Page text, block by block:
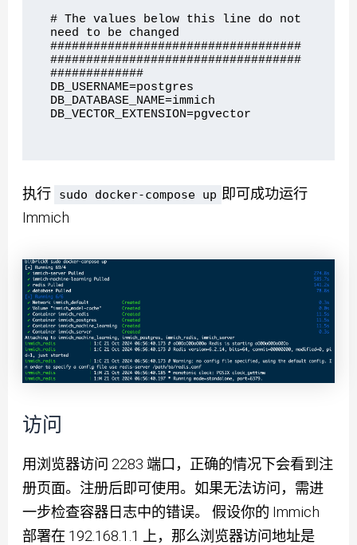
# The values below this line do not
need to be changed
###################################
###################################
#############
DB_USERNAME=postgres
DB_DATABASE_NAME=immich
DB_VECTOR_EXTENSION=pgvector
执行 sudo docker-compose up 即可成功运行
Immich
访问
用浏览器访问 2283 端口，正确的情况下会看到注
册页面。注册后即可使用。如果无法访问，需进
一步检查容器日志中的错误。 假设你的 Immich
部署在 192.168.1.1 上，那么浏览器访问地址是